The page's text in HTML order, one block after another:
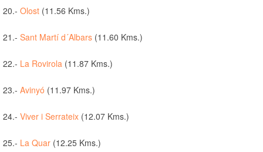
20.- Olost (11.56 Kms.)
21.- Sant Martí d´Albars (11.60 Kms.)
22.- La Rovirola (11.87 Kms.)
23.- Avinyó (11.97 Kms.)
24.- Viver i Serrateix (12.07 Kms.)
25.- La Quar (12.25 Kms.)